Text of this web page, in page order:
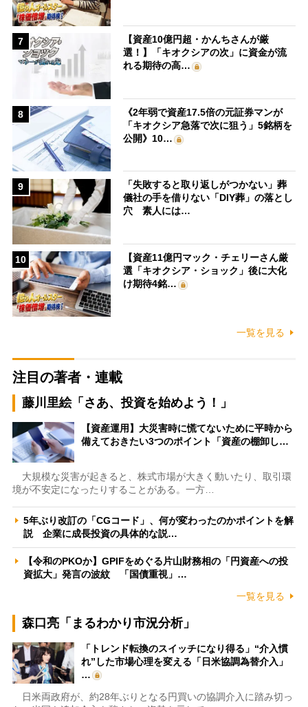
7
【資産10億円超・かんちさんが厳
選！】「キオクシアの次」に資金が流
れる期待の高…
8
《2年弱で資産17.5倍の元証券マンが
「キオクシア急落で次に狙う」5銘柄を
公開》10…
9
「失敗すると取り返しがつかない」葬
儀社の手を借りない「DIY葬」の落とし
穴 素人には…
10
【資産11億円マック・チェリーさん厳
選「キオクシア・ショック」後に大化
け期待4銘…
一覧を見る
注目の著者・連載
藤川里絵「さあ、投資を始めよう！」
【資産運用】大災害時に慌てないために平時から
備えておきたい3つのポイント「資産の棚卸し…
大規模な災害が起きると、株式市場が大きく動いたり、取引環
境が不安定になったりすることがある。一方…
5年ぶり改訂の「CGコード」、何が変わったのかポイントを解
説 企業に成長投資の具体的な説…
【令和のPKOか】GPIFをめぐる片山財務相の「円資産への投
資拡大」発言の波紋 「国債重視」…
一覧を見る
森口亮「まるわかり市況分析」
「トレンド転換のスイッチになり得る」“介入慣
れ”した市場心理を変える「日米協調為替介入」
…
日米両政府が、約28年ぶりとなる円買いの協調介入に踏み切っ